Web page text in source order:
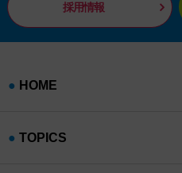
採用情報
HOME
TOPICS